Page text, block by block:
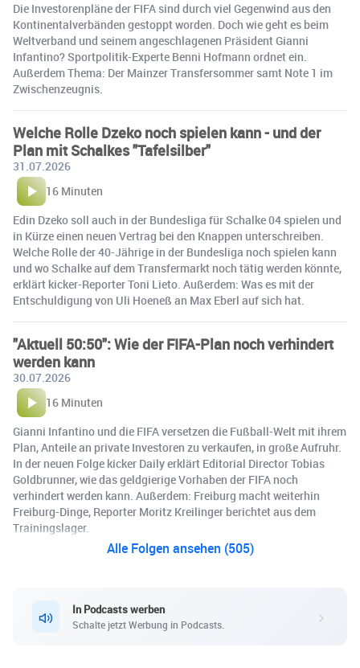
Die Investorenpläne der FIFA sind durch viel Gegenwind aus den
Kontinentalverbänden gestoppt worden. Doch wie geht es beim
Weltverband und seinem angeschlagenen Präsident Gianni
Infantino? Sportpolitik-Experte Benni Hofmann ordnet ein.
Außerdem Thema: Der Mainzer Transfersommer samt Note 1 im
Zwischenzeugnis.
Welche Rolle Dzeko noch spielen kann - und der
Plan mit Schalkes "Tafelsilber"
31.07.2026
16 Minuten
Edin Dzeko soll auch in der Bundesliga für Schalke 04 spielen und
in Kürze einen neuen Vertrag bei den Knappen unterschreiben.
Welche Rolle der 40-Jährige in der Bundesliga noch spielen kann
und wo Schalke auf dem Transfermarkt noch tätig werden könnte,
erklärt kicker-Reporter Toni Lieto. Außerdem: Was es mit der
Entschuldigung von Uli Hoeneß an Max Eberl auf sich hat.
"Aktuell 50:50": Wie der FIFA-Plan noch verhindert
werden kann
30.07.2026
16 Minuten
Gianni Infantino und die FIFA versetzen die Fußball-Welt mit ihrem
Plan, Anteile an private Investoren zu verkaufen, in große Aufruhr.
In der neuen Folge kicker Daily erklärt Editorial Director Tobias
Goldbrunner, wie das geldgierige Vorhaben der FIFA noch
verhindert werden kann. Außerdem: Freiburg macht weiterhin
Freiburg-Dinge, Reporter Moritz Kreilinger berichtet aus dem
Trainingslager.
Alle Folgen ansehen (505)
In Podcasts werben
Schalte jetzt Werbung in Podcasts.